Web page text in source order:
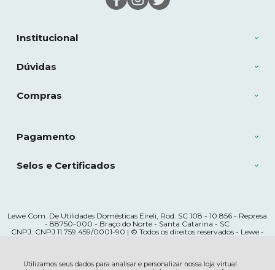
Utilizamos seus dados para analisar e personalizar nossa loja virtual
Institucional
Dúvidas
Compras
Pagamento
Selos e Certificados
Lewe Com. De Utilidades Domésticas Eireli, Rod. SC 108 - 10.856 - Represa
- 88750-000 - Braço do Norte - Santa Catarina - SC
CNPJ: CNPJ 11.759.459/0001-90 | © Todos os direitos reservados - Lewe -